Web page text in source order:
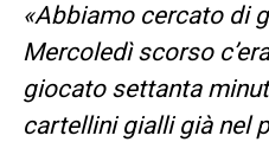
«Abbiamo cercato di
Mercoledì scorso
giocato settanta
cartellini gialli già nel